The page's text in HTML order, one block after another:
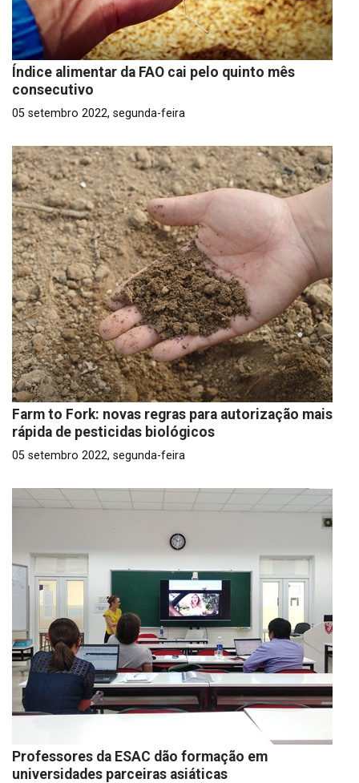
Índice alimentar da FAO cai pelo quinto mês
consecutivo
05 setembro 2022, segunda-feira
Farm to Fork: novas regras para autorização mais
rápida de pesticidas biológicos
05 setembro 2022, segunda-feira
Professores da ESAC dão formação em
universidades parceiras asiáticas